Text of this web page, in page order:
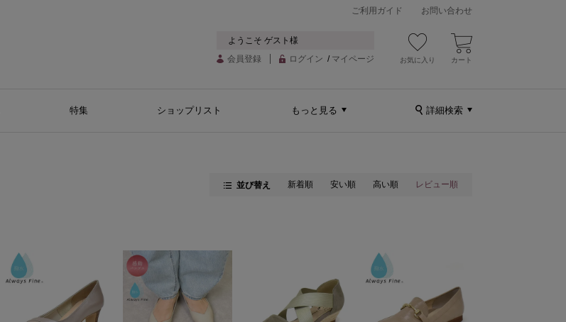
ご利用ガイド お問い合わせ
ようこそ ゲスト様
会員登録
ログイン / マイページ お気に入り カート
特集 ショップリスト もっと見る 詳細検索
並び替え 新着順 安い順 高い順 レビュー順